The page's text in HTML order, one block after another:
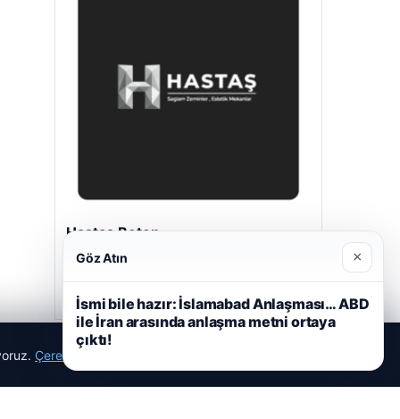
Hastaş Beton
05/26/2026
Çerez Politikamız
Göz Atın ×
İsmi bile hazır: İslamabad Anlaşması… ABD
ile İran arasında anlaşma metni ortaya
çıktı!